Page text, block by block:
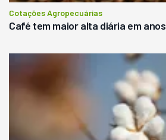
Cotações Agropecuárias
Café tem maior alta diária em anos